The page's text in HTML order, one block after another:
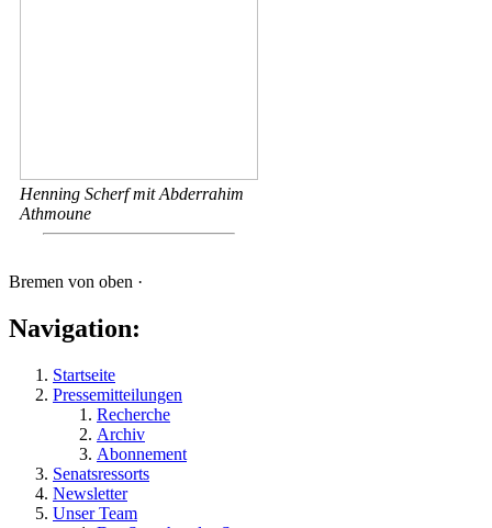
Henning Scherf mit Abderrahim
Athmoune
Bremen von oben ·
Navigation:
Startseite
Pressemitteilungen
Recherche
Archiv
Abonnement
Senatsressorts
Newsletter
Unser Team